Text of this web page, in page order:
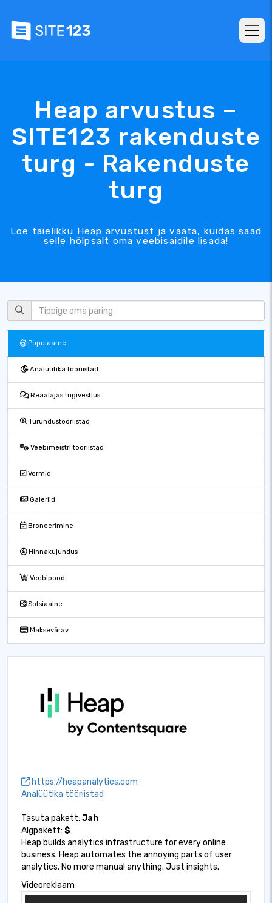
Heap arvustus –
SITE123 rakenduste
turg - Rakenduste
turg
Loe täielikku Heap arvustust ja vaata, kuidas saad
selle hõlpsalt oma veebisaidile lisada!
Populaarne
Analüütika tööriistad
Reaalajas tugivestlus
Turundustööriistad
Veebimeistri tööriistad
Vormid
Galeriid
Broneerimine
Hinnakujundus
Veebipood
Sotsiaalne
Maksevärav
https://heapanalytics.com
Analüütika tööriistad
Tasuta pakett: Jah
Algpakett: $
Heap builds analytics infrastructure for every online
business. Heap automates the annoying parts of user
analytics. No more manual anything. Just insights.
Videoreklaam